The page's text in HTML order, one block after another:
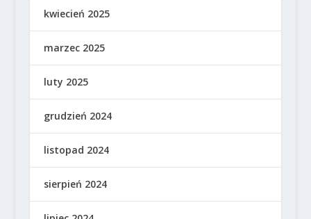
kwiecień 2025
marzec 2025
luty 2025
grudzień 2024
listopad 2024
sierpień 2024